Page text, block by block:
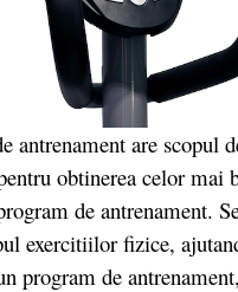
antrenament are scopul
obtinerea celor mai
de antrenament.
exercitiilor fizice,
program de